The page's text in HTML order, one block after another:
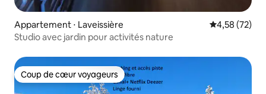
Appartement ⋅ Laveissière Évaluation
4,58 (72)
Studio avec jardin pour activités nature
Coup de cœur voyageurs
Coup de cœur voyageurs